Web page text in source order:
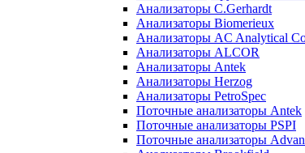
Анализаторы C.Gerhardt
Анализаторы Biomerieux
Анализаторы AC Analytical
Анализаторы ALCOR
Анализаторы Antek
Анализаторы Herzog
Анализаторы PetroSpec
Поточные анализаторы Antek
Поточные анализаторы PSPI
Поточные анализаторы